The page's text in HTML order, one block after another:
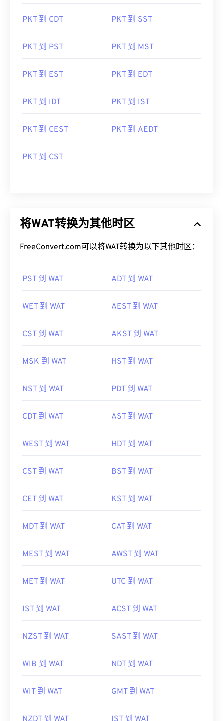
PKT 到 CDT PKT 到 SST
PKT 到 PST PKT 到 MST
PKT 到 EST PKT 到 EDT
PKT 到 IDT PKT 到 IST
PKT 到 CEST PKT 到 AEDT
PKT 到 CST
将WAT转换为其他时区
FreeConvert.com可以将WAT转换为以下其他时区：
PST 到 WAT ADT 到 WAT
WET 到 WAT AEST 到 WAT
CST 到 WAT AKST 到 WAT
MSK 到 WAT HST 到 WAT
NST 到 WAT PDT 到 WAT
CDT 到 WAT AST 到 WAT
WEST 到 WAT HDT 到 WAT
CST 到 WAT BST 到 WAT
CET 到 WAT KST 到 WAT
MDT 到 WAT CAT 到 WAT
MEST 到 WAT AWST 到 WAT
MET 到 WAT UTC 到 WAT
IST 到 WAT ACST 到 WAT
NZST 到 WAT SAST 到 WAT
WIB 到 WAT NDT 到 WAT
WIT 到 WAT GMT 到 WAT
NZDT 到 WAT IST 到 WAT